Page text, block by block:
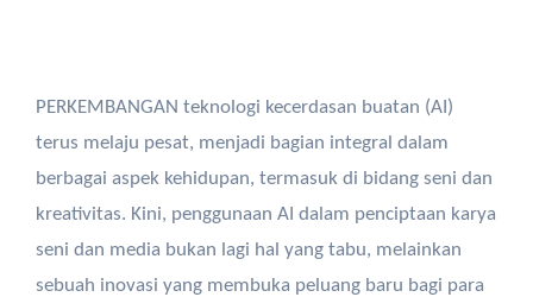
PERKEMBANGAN teknologi kecerdasan buatan (AI)
terus melaju pesat, menjadi bagian integral dalam
berbagai aspek kehidupan, termasuk di bidang seni dan
kreativitas. Kini, penggunaan AI dalam penciptaan karya
seni dan media bukan lagi hal yang tabu, melainkan
sebuah inovasi yang membuka peluang baru bagi para